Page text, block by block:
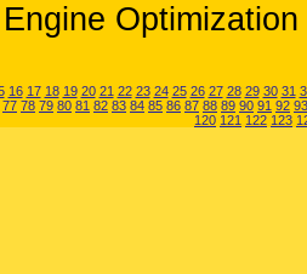
16 17 18 19 20 21 22 23 24 25 26 27 28 29 30 31
77 78 79 80 81 82 83 84 85 86 87 88 89 90 91 92 93
120 121 122 123